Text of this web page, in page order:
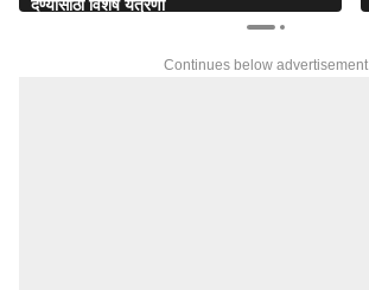
देण्यासाठी विशेष यंत्रणा
Continues below advertisement